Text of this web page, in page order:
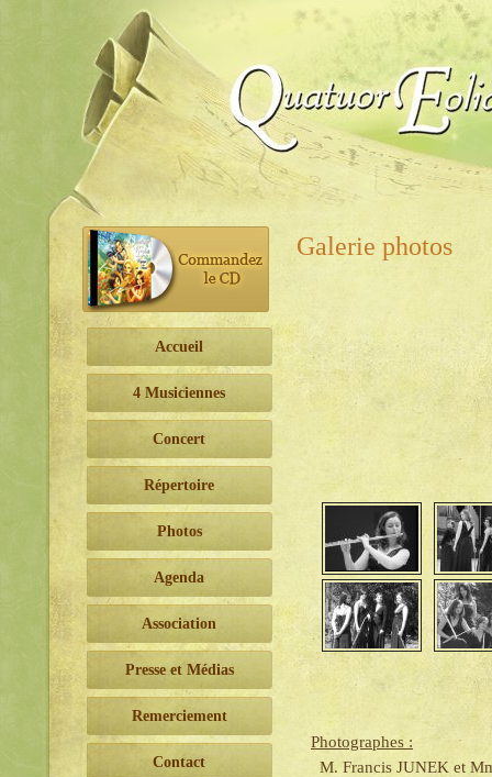
Accueil
4 Musiciennes
Concert
Répertoire
Photos
Agenda
Association
Presse et Médias
Remerciement
Contact
Galerie photos
Photographes :
M. Francis JUNEK et